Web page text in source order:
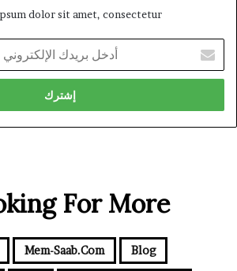
dolor sit amet, consectetur.
بريدك
الإلكتروني
For More?
Blog
Mem-Saab.com